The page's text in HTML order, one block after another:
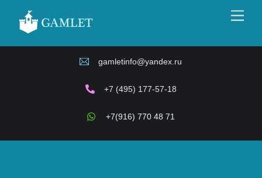
content
gamletinfo@yandex.ru
+7 (495) 177-57-18
+7(916) 770 48 71